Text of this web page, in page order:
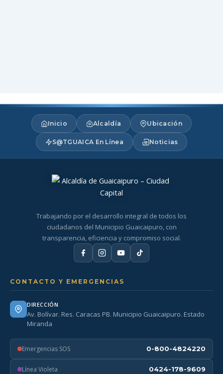
Inicio Alcaldía Ubicación
S@TGUAICA En Línea Noticias
Trabajando por el desarrollo integral de todos los
ciudadanos del Municipio Guaicaipuro, con
transparencia, eficiencia y compromiso social.
CONTACTO Y EMERGENCIAS
DIRECCIÓN
Av. Bolívar. Res. Caracas PB. Municipio Guaicaipuro. Estado
Miranda
Emergencias SOS 0-800-4824220
Línea Violeta 0424-178-9609